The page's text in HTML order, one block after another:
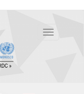
Toggle